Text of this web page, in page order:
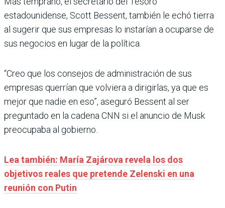
estadounidense, Scott Bessent, también le echó tierra
al sugerir que sus empresas lo instarían a ocuparse de
sus negocios en lugar de la política.
“Creo que los consejos de administración de sus
empresas querrían que volviera a dirigirlas, ya que es
mejor que nadie en eso”, aseguró Bessent al ser
preguntado en la cadena CNN si el anuncio de Musk
preocupaba al gobierno.
Lea también: María Zajárova revela los dos
objetivos reales que pretende Zelenski en una
reunión con Putin